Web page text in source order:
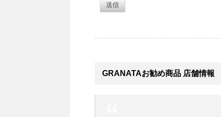
送信
GRANATAお勧め商品 店舗情報